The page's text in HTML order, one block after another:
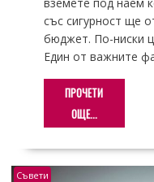
със сигурност ще
бюджет. По-ниски
Един от важните
ПРОЧЕТИ
ОЩЕ...
Съвети